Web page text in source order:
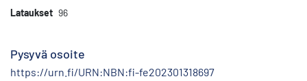
Lataukset 96
Pysyvä osoite
https://urn.fi/URN:NBN:fi-fe202301318697